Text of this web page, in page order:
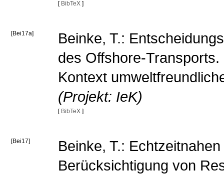
[ BibTeX ]
[Bei17a]
Beinke, T.:
des Offshore-
Kontext
(Projekt: IeK)
[ BibTeX ]
[Bei17]
Beinke, T.:
Berücksichtigung von